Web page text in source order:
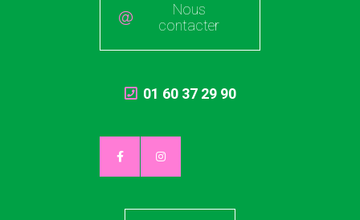
Nous
contacter
01 60 37 29 90